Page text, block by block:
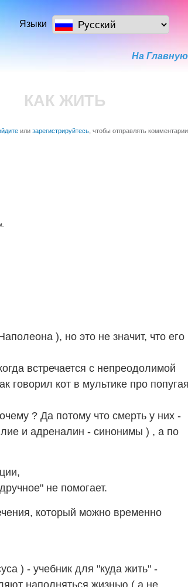
Языки
На Главную
КАК ЖИТЬ
илизарегистрируйтесь, чтобы отправлять комментарии
), но это не значит, что его
встречается с непреодолимой
говорил кот в мультике про
? Да потому что смерть у них -
и адреналин - синонимы ) , а по
не помогает.
который можно временно
) - учебник для "куда жить" -
наполняться жизнью ( а не